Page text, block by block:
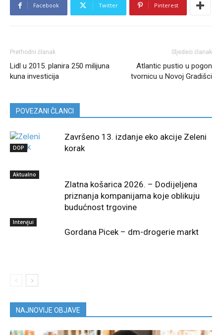
Facebook Twitter Pinterest
Prethodni članak
Lidl u 2015. planira 250 milijuna
kuna investicija
Sljedeći članak
Atlantic pustio u pogon
tvornicu u Novoj Gradišci
POVEZANI ČLANCI
DOP
Završeno 13. izdanje eko akcije Zeleni
korak
Aktualno
Zlatna košarica 2026. – Dodijeljena
priznanja kompanijama koje oblikuju
budućnost trgovine
Intervjui
Gordana Picek – dm-drogerie markt
NAJNOVIJE OBJAVE